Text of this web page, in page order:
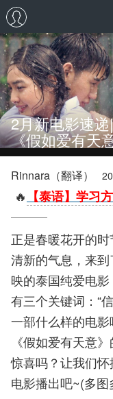
2月新电影速
《假如爱有天
Rinnara（翻译）
🔥 【泰语】学习
正是春暖花开的
清新的气息，来
映的泰国纯爱电
有三个关键词：“
一部什么样的电
《假如爱有天意
惊喜吗？让我们
电影播出吧~(多